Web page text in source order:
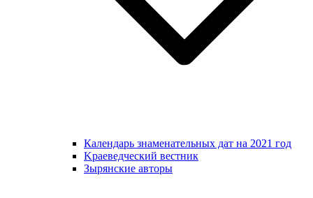
Календарь знаменательных дат на 2021 год
Kраеведческий вестник
Зырянские авторы